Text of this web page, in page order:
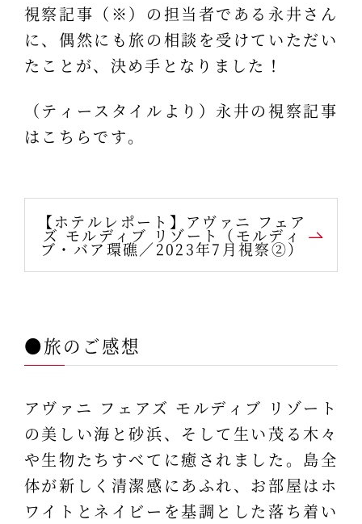
視察記事（※）の担当者である永井さん
に、偶然にも旅の相談を受けていただい
たことが、決め手となりました！
（ティースタイルより）永井の視察記事
はこちらです。
【ホテルレポート】アヴァニ フェア
ズ モルディブ リゾート（モルディ
ブ・バア環礁／2023年7月視察②）
●旅のご感想
アヴァニ フェアズ モルディブ リゾート
の美しい海と砂浜、そして生い茂る木々
や生物たちすべてに癒されました。島全
体が新しく清潔感にあふれ、お部屋はホ
ワイトとネイビーを基調とした落ち着い